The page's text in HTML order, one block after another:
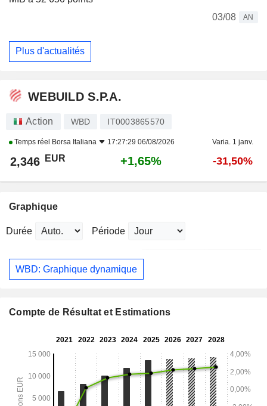
03/08
AN
Plus d'actualités
WEBUILD S.P.A.
Action WBD IT0003865570
Temps réel Borsa Italiana 17:27:29 06/08/2026 Varia. 1 janv.
2,346 EUR +1,65% -31,50%
Graphique
Durée Période
WBD: Graphique dynamique
Compte de Résultat et Estimations